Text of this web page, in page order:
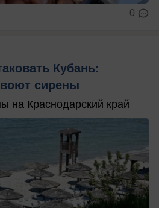
0
Кубань:
сирены
на Краснодарский край